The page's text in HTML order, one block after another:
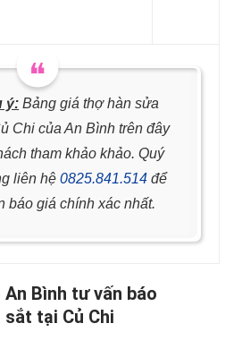
ý: Bảng giá thợ hàn sửa
Chi của An Bình trên đây
tham khảo khảo. Quý
liên hệ 0825.841.514để
báo giá chính xác nhất.
Bình tư vấn báo
tại Củ Chi